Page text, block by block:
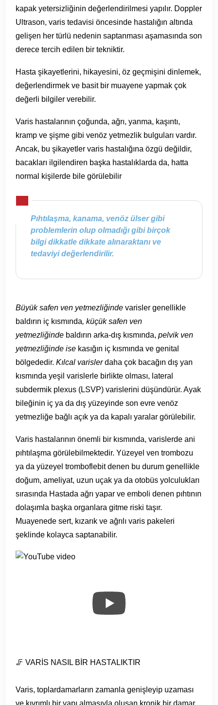
kapak yetersizliğinin değerlendirilmesi yapılır. Doppler
Ultrason, varis tedavisi öncesinde hastalığın altında
gelişen her türlü nedenin saptanması aşamasında son
derece tercih edilen bir tekniktir.
Hasta şikayetlerini, hikayesini, öz geçmişini dinlemek,
değerlendirmek ve basit bir muayene yapmak çok
değerli bilgiler verebilir.
Varis hastalarının çoğunda, ağrı, yanma, kaşıntı,
kramp ve şişme gibi venöz yetmezlik bulguları vardır.
Ancak, bu şikayetler varis hastalığına özgü değildir,
bacakları ilgilendiren başka hastalıklarda da, hatta
normal kişilerde bile görülebilir
Pıhtılaşma, kanama, venöz ülser gibi
problemlerin olup olmadığı gibi birçok
bilgi dikkatle dikkate alınaraktanı ve
tedaviyi değerlendirilir.
Büyük safen ven yetmezliğinde varisler genellikle
baldırın iç kısmında, küçük safen ven
yetmezliğinde baldırın arka-dış kısmında, pelvik ven
yetmezliğinde ise kasığın iç kısmında ve genital
bölgededir. Kılcal varislerdaha çok bacağın dış yan
kısmında yeşil varislerle birlikte olması, lateral
subdermik plexus (LSVP) varislerini düşündürür. Ayak
bileğinin iç ya da dış yüzeyinde son evre venöz
yetmezliğe bağlı açık ya da kapalı yaralar görülebilir.
Varis hastalarının önemli bir kısmında, varislerde ani
pıhtılaşma görülebilmektedir. Yüzeyel ven trombozu
ya da yüzeyel tromboflebit denen bu durum genellikle
doğum, ameliyat, uzun uçak ya da otobüs yolculukları
sırasında Hastada ağrı yapar ve emboli denen pıhtının
dolaşımla başka organlara gitme riski taşır.
Muayenede sert, kızarık ve ağrılı varis pakeleri
şeklinde kolayca saptanabilir.
🦵 VARİS NASIL BİR HASTALIKTIR
Varis, toplardamarların zamanla genişleyip uzaması